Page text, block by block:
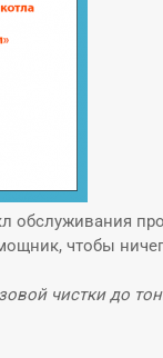
обслуживания
чтобы
чистки до